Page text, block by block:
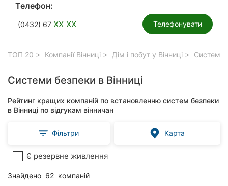
Телефон:
(0432) 67 XX XX Телефонувати
ТОП 20 Компанії Вінниці Дім і побут у Вінниці Системи
Системи безпеки в Вінниці
Рейтинг кращих компаній по встановленню систем безпеки
в Вінниці по відгукам вінничан
Фільтри Карта
Є резервне живлення
Знайдено 62 компаній